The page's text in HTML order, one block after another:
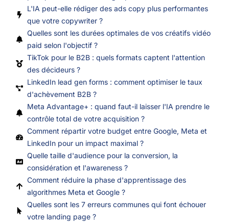
L'IA peut-elle rédiger des ads copy plus performantes
que votre copywriter ?
Quelles sont les durées optimales de vos créatifs vidéo
paid selon l'objectif ?
TikTok pour le B2B : quels formats captent l'attention
des décideurs ?
LinkedIn lead gen forms : comment optimiser le taux
d'achèvement B2B ?
Meta Advantage+ : quand faut-il laisser l'IA prendre le
contrôle total de votre acquisition ?
Comment répartir votre budget entre Google, Meta et
LinkedIn pour un impact maximal ?
Quelle taille d'audience pour la conversion, la
considération et l'awareness ?
Comment réduire la phase d'apprentissage des
algorithmes Meta et Google ?
Quelles sont les 7 erreurs communes qui font échouer
votre landing page ?